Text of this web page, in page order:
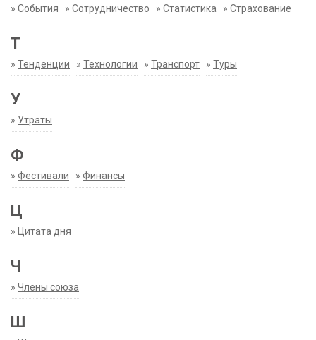
» События » Сотрудничество » Статистика » Страхование
Т
» Тенденции » Технологии » Транспорт » Туры
У
» Утраты
Ф
» Фестивали » Финансы
Ц
» Цитата дня
Ч
» Члены союза
Ш